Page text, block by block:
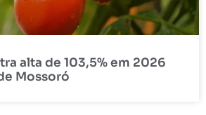
alta de 103,5% em 2026
Mossoró